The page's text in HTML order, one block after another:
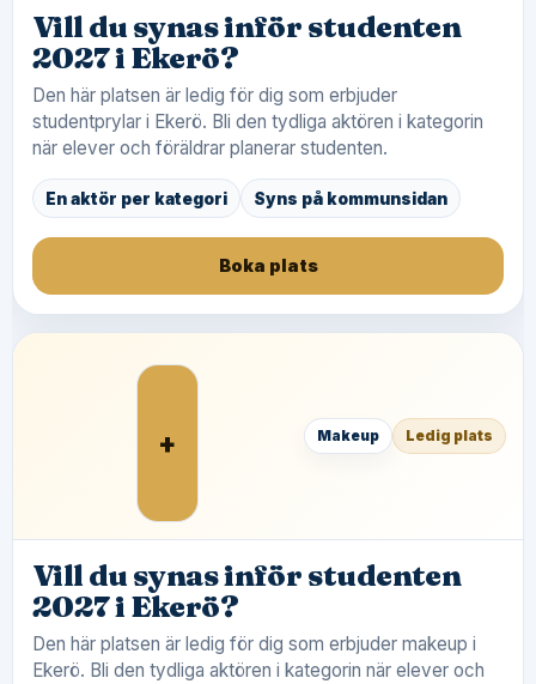
Vill du synas inför studenten
2027 i Ekerö?
Den här platsen är ledig för dig som erbjuder
studentprylar i Ekerö. Bli den tydliga aktören i kategorin
när elever och föräldrar planerar studenten.
En aktör per kategori Syns på kommunsidan
Boka plats
+ Makeup Ledig plats
Vill du synas inför studenten
2027 i Ekerö?
Den här platsen är ledig för dig som erbjuder makeup i
Ekerö. Bli den tydliga aktören i kategorin när elever och